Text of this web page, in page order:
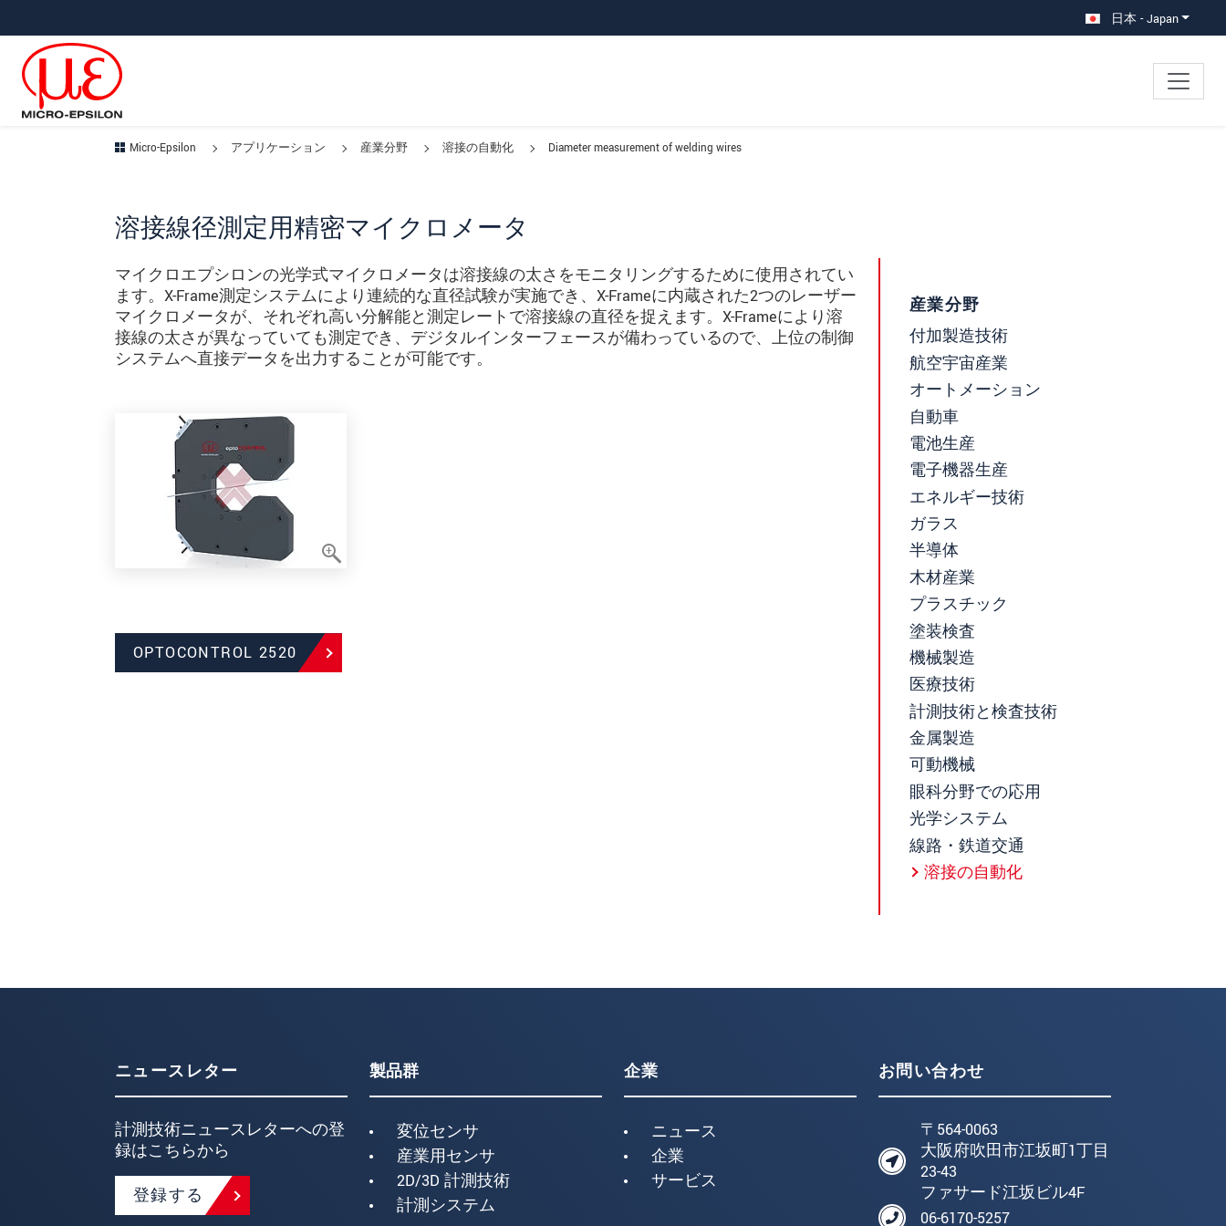
日本 - Japan
Micro-Epsilon アプリケーション 産業分野 溶接の自動化 Diameter measurement of welding wires
溶接線径測定用精密マイクロメータ
マイクロエプシロンの光学式マイクロメータは溶接線の太さをモニタリングするために使用されてい
ます。X-Frame測定システムにより連続的な直径試験が実施でき、X-Frameに内蔵された2つのレーザー
マイクロメータが、それぞれ高い分解能と測定レートで溶接線の直径を捉えます。X-Frameにより溶
接線の太さが異なっていても測定でき、デジタルインターフェースが備わっているので、上位の制御
システムへ直接データを出力することが可能です。
OPTOCONTROL 2520
産業分野
付加製造技術
航空宇宙産業
オートメーション
自動車
電池生産
電子機器生産
エネルギー技術
ガラス
半導体
木材産業
プラスチック
塗装検査
機械製造
医療技術
計測技術と検査技術
金属製造
可動機械
眼科分野での応用
光学システム
線路・鉄道交通
溶接の自動化
ニュースレター
計測技術ニュースレターへの登
録はこちらから
登録する
製品群
変位センサ
産業用センサ
2D/3D 計測技術
計測システム
企業
ニュース
企業
サービス
お問い合わせ
〒564-0063
大阪府吹田市江坂町1丁目
23-43
ファサード江坂ビル4F
06-6170-5257